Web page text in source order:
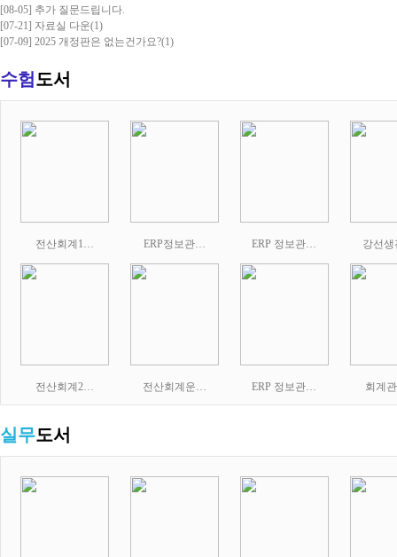
[08-05] 추가 질문드립니다.
[07-21] 자료실 다운(1)
[07-09] 2025 개정판은 없는건가요?(1)
수험도서
전산회계1… ERP정보관… ERP 정보관… 강선
전산회계2… 전산회계운… ERP 정보관… 회계
실무도서